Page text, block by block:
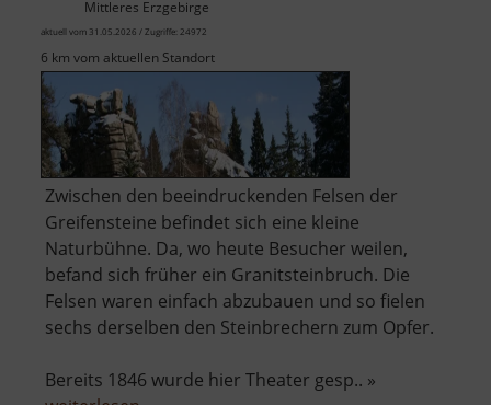
Mittleres Erzgebirge
aktuell vom 31.05.2026 / Zugriffe: 24972
6 km vom aktuellen Standort
Zwischen den beeindruckenden Felsen der
Greifensteine befindet sich eine kleine
Naturbühne. Da, wo heute Besucher weilen,
befand sich früher ein Granitsteinbruch. Die
Felsen waren einfach abzubauen und so fielen
sechs derselben den Steinbrechern zum Opfer.
Bereits 1846 wurde hier Theater gesp.. »